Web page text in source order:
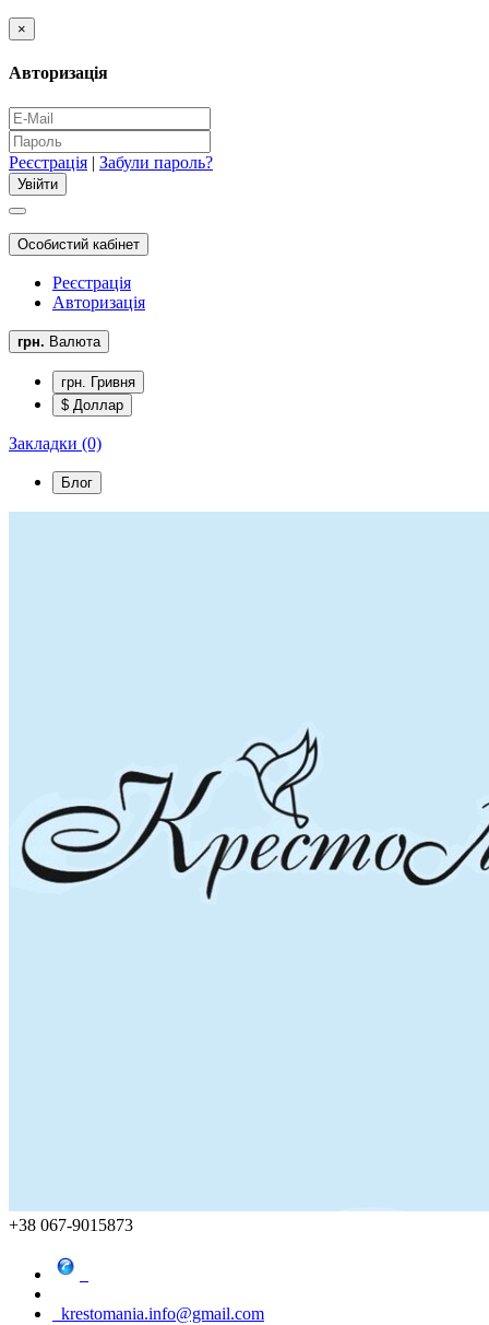
×
Авторизація
Реєстрація | Забули пароль?
Особистий кабінет
Реєстрація
Авторизація
грн. Валюта
грн. Гривня
$ Доллар
Закладки (0)
Блог
+38 067-9015873
krestomania.info@gmail.com